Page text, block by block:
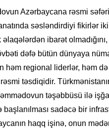
Azərbaycana rəsmi
səsləndirdiyi fikirlər
ibarət
dəfə bütün dünyaya
həm regional liderlər, həm də
təsdiqidir.
təşəbbüsü ilə
sadəcə bir
haqq işinə, onun